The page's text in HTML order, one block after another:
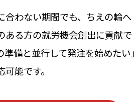
合わない期間でも、ちえの輪へ
ある方の就労機会創出に貢献で
備と並行して発注を始めたい」
能です。